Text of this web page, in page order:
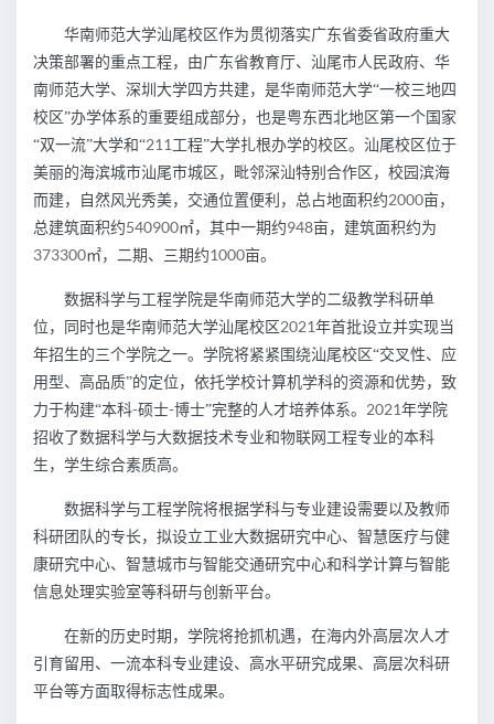
华南师范大学汕尾校区作为贯彻落实广东省委省政府重大
决策部署的重点工程，由广东省教育厅、汕尾市人民政府、华
南师范大学、深圳大学四方共建，是华南师范大学“一校三地四
校区”办学体系的重要组成部分，也是粤东西北地区第一个国家
“双一流”大学和“211 工程”大学扎根办学的校区。汕尾校区位于
美丽的海滨城市汕尾市城区，毗邻深汕特别合作区，校园滨海
而建，自然风光秀美，交通位置便利，总占地面积约2000亩，
总建筑面积约540900㎡，其中一期约948亩，建筑面积约为
373300㎡，二期、三期约1000亩。
数据科学与工程学院是华南师范大学的二级教学科研单
位，同时也是华南师范大学汕尾校区2021年首批设立并实现当
年招生的三个学院之一。学院将紧紧围绕汕尾校区“交叉性、应
用型、高品质”的定位，依托学校计算机学科的资源和优势，致
力于构建“本科-硕士-博士”完整的人才培养体系。 2021年学院
招收了数据科学与大数据技术专业和物联网工程专业的本科
生 ，学生综合素质高。
数据科学与工程学院将根据学科与专业建设需要以及教师
科研团队的专长，拟设立工业大数据研究中心、智慧医疗与健
康研究中心、智慧城市与智能交通研究中心和科学计算与智能
信息处理实验室等科研与创新平台。
在新的历史时期，学院将抢抓机遇，在海内外高层次人才
引育留用、一流本科专业建设、高水平研究成果、高层次科研
平台等方面取得标志性成果。